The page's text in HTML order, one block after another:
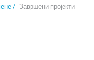
/ Завршени пројекти